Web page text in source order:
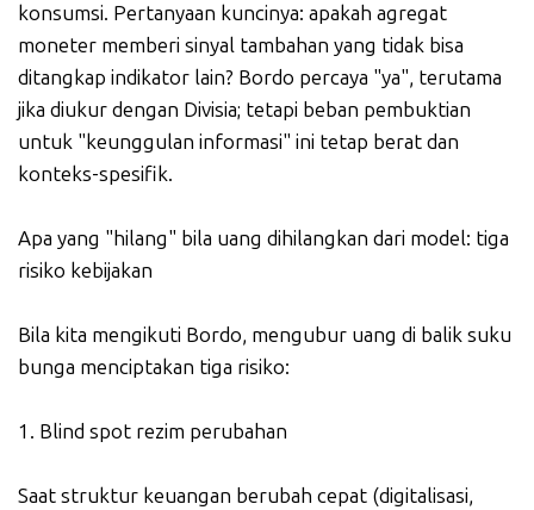
konsumsi. Pertanyaan kuncinya: apakah agregat
moneter memberi sinyal tambahan yang tidak bisa
ditangkap indikator lain? Bordo percaya "ya", terutama
jika diukur dengan Divisia; tetapi beban pembuktian
untuk "keunggulan informasi" ini tetap berat dan
konteks-spesifik.
Apa yang "hilang" bila uang dihilangkan dari model: tiga
risiko kebijakan
Bila kita mengikuti Bordo, mengubur uang di balik suku
bunga menciptakan tiga risiko:
1. Blind spot rezim perubahan
Saat struktur keuangan berubah cepat (digitalisasi,